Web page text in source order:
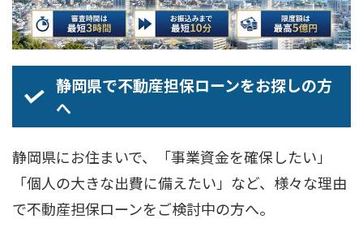
静岡県で不動産担保ローンをお探しの方
へ
静岡県にお住まいで、「事業資金を確保したい」
「個人の大きな出費に備えたい」など、様々な理由
で不動産担保ローンをご検討中の方へ。